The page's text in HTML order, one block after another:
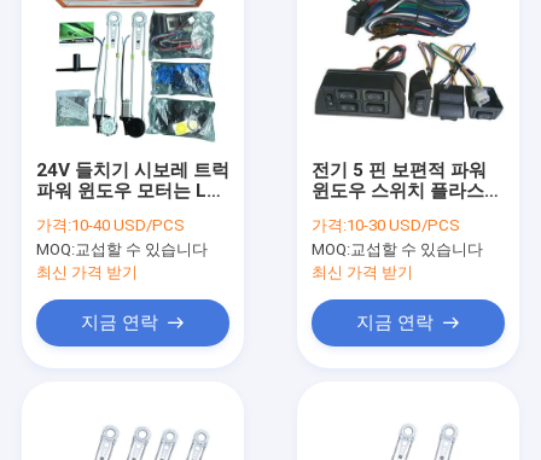
24V 들치기 시보레 트럭
파워 윈도우 모터는 LS-
장비를 답니다
가격:10-40 USD/PCS
MOQ:교섭할 수 있습니다
최신 가격 받기
지금 연락
전기 5 핀 보편적 파워
윈도우 스위치 플라스틱
가격:10-30 USD/PCS
MOQ:교섭할 수 있습니다
최신 가격 받기
지금 연락